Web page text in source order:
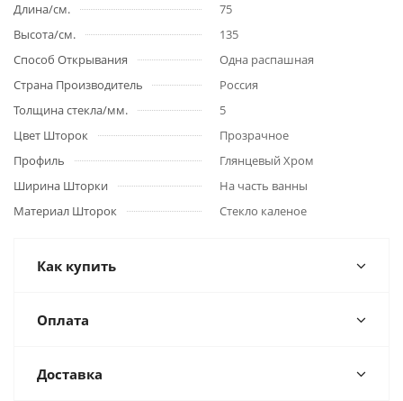
Длина/см.
75
Высота/см.
135
Способ Открывания
Одна распашная
Страна Производитель
Россия
Толщина стекла/мм.
5
Цвет Шторок
Прозрачное
Профиль
Глянцевый Хром
Ширина Шторки
На часть ванны
Материал Шторок
Стекло каленое
Как купить
Оплата
Доставка